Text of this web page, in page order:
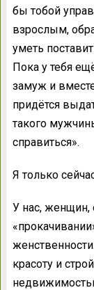
бы тобой
взрослым,
уметь
Пока у тебя
замуж и
придётся
такого
справиться».
Я только
У нас, женщин,
красоту и